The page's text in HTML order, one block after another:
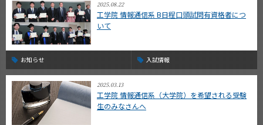
2025.08.22
工学院 情報通信系 B日程口頭試問有資格者につ
いて
お知らせ 入試情報
2025.03.13
工学院 情報通信系（大学院）を希望される受験
生のみなさんへ